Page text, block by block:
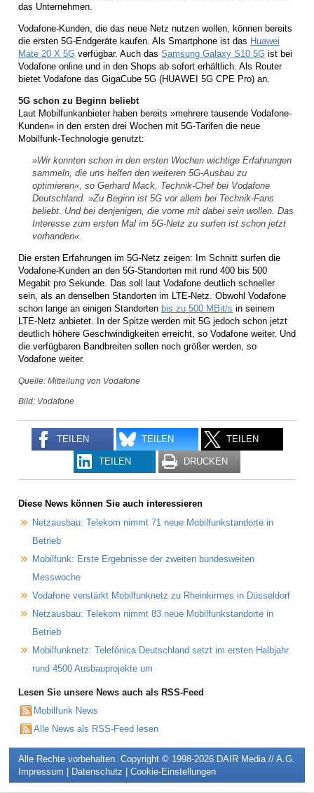
das Unternehmen.
Vodafone-Kunden, die das neue Netz nutzen wollen, können bereits
die ersten 5G-Endgeräte kaufen. Als Smartphone ist das Huawei
Mate 20 X 5G verfügbar. Auch das Samsung Galaxy S10 5G ist bei
Vodafone online und in den Shops ab sofort erhältlich. Als Router
bietet Vodafone das GigaCube 5G (HUAWEI 5G CPE Pro) an.
5G schon zu Beginn beliebt
Laut Mobilfunkanbieter haben bereits »mehrere tausende Vodafone-
Kunden« in den ersten drei Wochen mit 5G-Tarifen die neue
Mobilfunk-Technologie genutzt:
»Wir konnten schon in den ersten Wochen wichtige Erfahrungen
sammeln, die uns helfen den weiteren 5G-Ausbau zu
optimieren«, so Gerhard Mack, Technik-Chef bei Vodafone
Deutschland. »Zu Beginn ist 5G vor allem bei Technik-Fans
beliebt. Und bei denjenigen, die vorne mit dabei sein wollen. Das
Interesse zum ersten Mal im 5G-Netz zu surfen ist schon jetzt
vorhanden«.
Die ersten Erfahrungen im 5G-Netz zeigen: Im Schnitt surfen die
Vodafone-Kunden an den 5G-Standorten mit rund 400 bis 500
Megabit pro Sekunde. Das soll laut Vodafone deutlich schneller
sein, als an denselben Standorten im LTE-Netz. Obwohl Vodafone
schon lange an einigen Standorten bis zu 500 MBit/s in seinem
LTE-Netz anbietet. In der Spitze werden mit 5G jedoch schon jetzt
deutlich höhere Geschwindigkeiten erreicht, so Vodafone weiter. Und
die verfügbaren Bandbreiten sollen noch größer werden, so
Vodafone weiter.
Quelle: Mitteilung von Vodafone
Bild: Vodafone
TEILEN TEILEN TEILEN
TEILEN DRUCKEN
Diese News können Sie auch interessieren
Netzausbau: Telekom nimmt 71 neue Mobilfunkstandorte in
Betrieb
Mobilfunk: Erste Ergebnisse der zweiten bundesweiten
Messwoche
Vodafone verstärkt Mobilfunknetz zu Rheinkirmes in Düsseldorf
Netzausbau: Telekom nimmt 83 neue Mobilfunkstandorte in
Betrieb
Mobilfunknetz: Telefónica Deutschland setzt im ersten Halbjahr
rund 4500 Ausbauprojekte um
Lesen Sie unsere News auch als RSS-Feed
Mobilfunk News
Alle News als RSS-Feed lesen
Alle Rechte vorbehalten. Copyright © 1998-2026 DAIR Media // A.G.
Impressum
Datenschutz Cookie-Einstellungen